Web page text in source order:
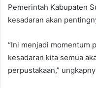
Pemerintah Kabupaten
kesadaran akan
“Ini menjadi momentum
kesadaran kita semua
perpustakaan,”